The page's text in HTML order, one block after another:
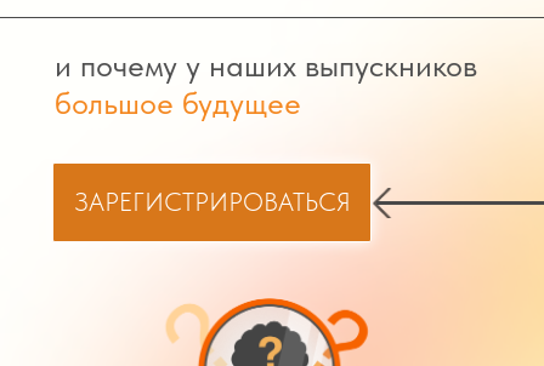
и почему у наших выпускников
большое будущее
ЗАРЕГИСТРИРОВАТЬСЯ